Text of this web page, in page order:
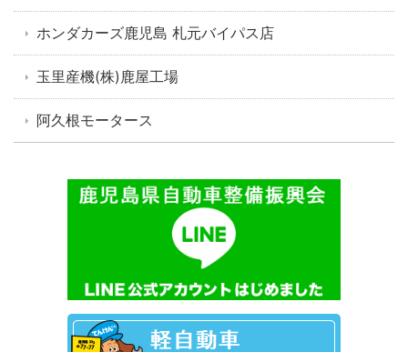
ホンダカーズ鹿児島 札元バイパス店
玉里産機(株)鹿屋工場
阿久根モータース